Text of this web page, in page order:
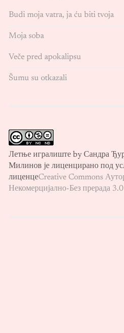
Budi moja vatra, ja ću biti tvoja
Moja soba
Veče pred apokalipsu
Šumu su otkazali
Летње игралиште by Сандра
Милинов је лиценцирано под
лиценцеCreative Commons
Некомерцијално-Без прерада